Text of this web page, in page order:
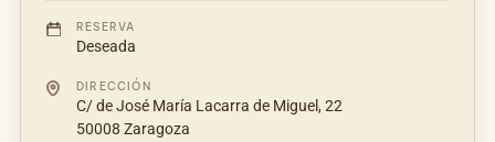
RESERVA
Deseada
DIRECCIÓN
C/ de José María Lacarra de Miguel, 22
50008 Zaragoza